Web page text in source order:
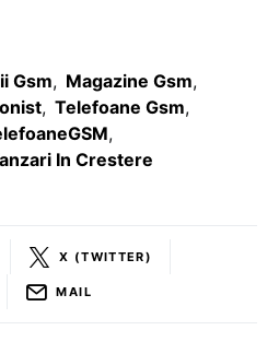
Gsm, Magazine Gsm,
, Telefoane Gsm,
,
In Crestere
X (TWITTER)
MAIL